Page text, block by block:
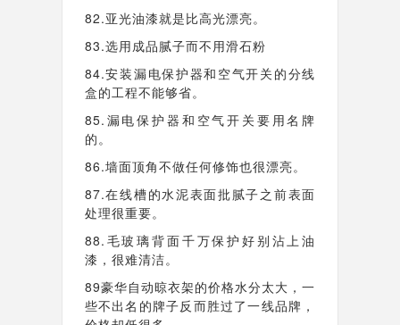
82.亚光油漆就是比高光漂亮。
83.选用成品腻子而不用滑石粉
84.安装漏电保护器和空气开关的分线
盒的工程不能够省。
85.漏电保护器和空气开关要用名牌
的。
86.墙面顶角不做任何修饰也很漂亮。
87.在线槽的水泥表面批腻子之前表面
处理很重要。
88.毛玻璃背面千万保护好别沾上油
漆，很难清洁。
89豪华自动晾衣架的价格水分太大，一
些不出名的牌子反而胜过了一线品牌，